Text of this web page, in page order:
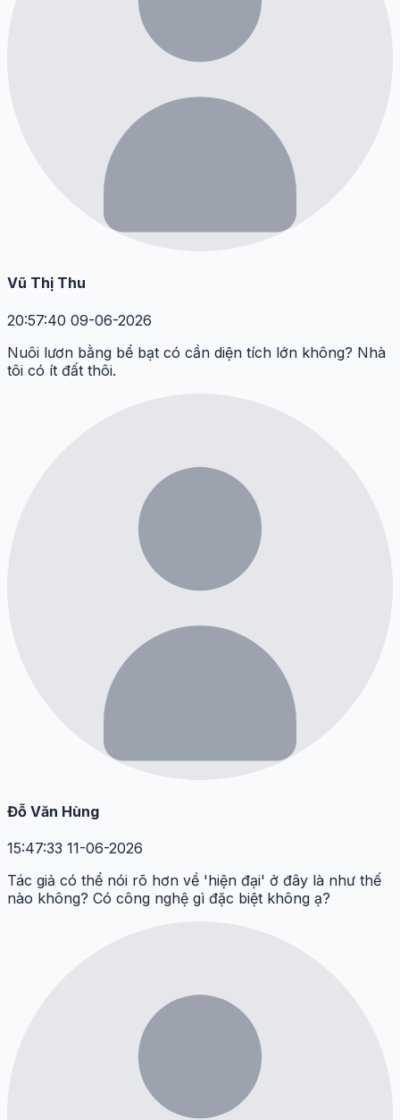
Vũ Thị Thu
20:57:40 09-06-2026
Nuôi lươn bằng bể bạt có cần diện tích lớn không? Nhà
tôi có ít đất thôi.
Đỗ Văn Hùng
15:47:33 11-06-2026
Tác giả có thể nói rõ hơn về 'hiện đại' ở đây là như thế
nào không? Có công nghệ gì đặc biệt không ạ?